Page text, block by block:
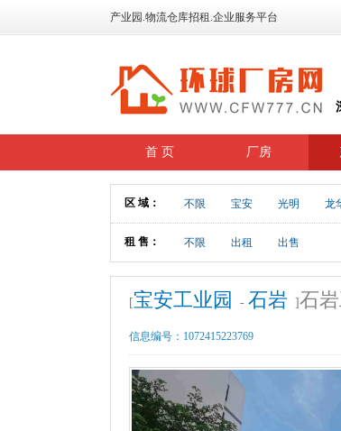
产业园.物流仓库招租.企业服务平台
首 页 厂房
区 域： 不限 宝安 光明 龙
租 售： 不限 出租 出售
[宝安工业园 - 石岩 ]石
信息编号： 1072415223769